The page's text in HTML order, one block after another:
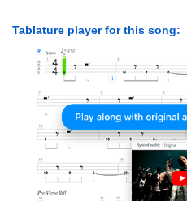
Tablature player for this song: